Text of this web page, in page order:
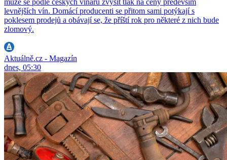
může se podle českých vinařů zvýšit tlak na ceny především
levnějších vín. Domácí producenti se přitom sami potýkají s
poklesem prodejů a obávají se, že příští rok pro některé z nich bude
zlomový.
Aktuálně.cz - Magazín
dnes, 05:30